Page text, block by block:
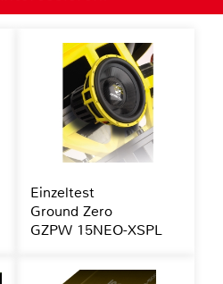
Einzeltest
Ground Zero
GZPW 15NEO-XSPL